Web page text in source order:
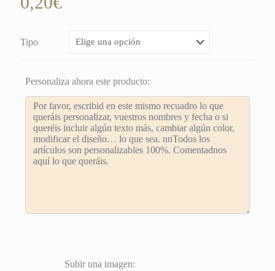
Tipo
Personaliza ahora este producto:
Subir una imagen: